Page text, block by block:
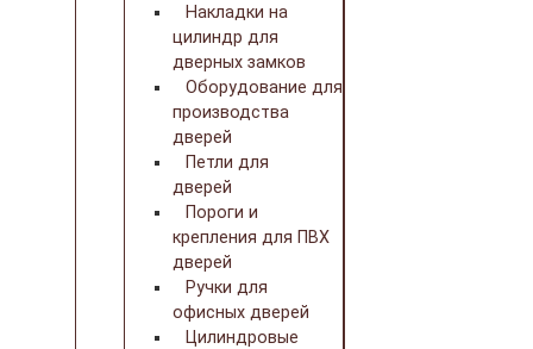
Накладки на
цилиндр для
дверных замков
Оборудование для
производства
дверей
Петли для
дверей
Пороги и
крепления для ПВХ
дверей
Ручки для
офисных дверей
Цилиндровые